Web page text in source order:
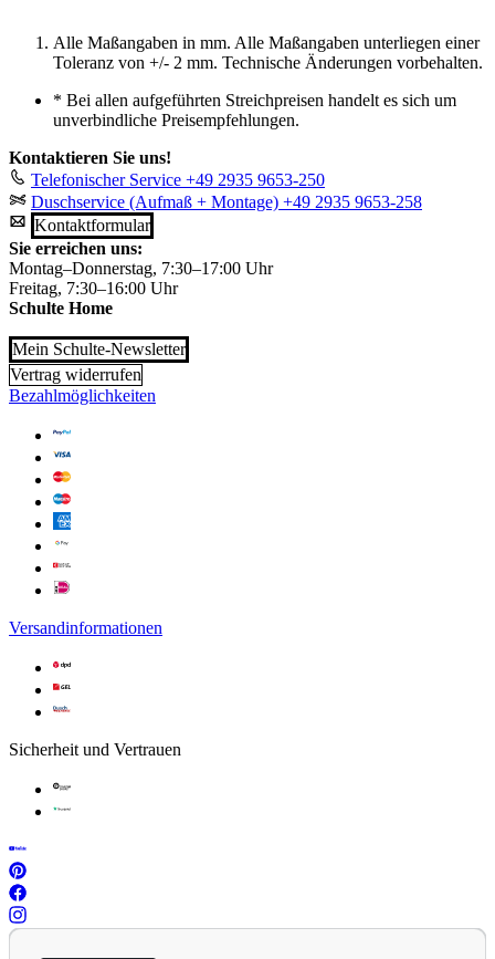
Alle Maßangaben in mm. Alle Maßangaben unterliegen einer
Toleranz von +/- 2 mm. Technische Änderungen vorbehalten.
* Bei allen aufgeführten Streichpreisen handelt es sich um
unverbindliche Preisempfehlungen.
Kontaktieren Sie uns!
Telefonischer Service +49 2935 9653-250
Duschservice (Aufmaß + Montage) +49 2935 9653-258
Kontaktformular
Sie erreichen uns:
Montag–Donnerstag, 7:30–17:00 Uhr
Freitag, 7:30–16:00 Uhr
Schulte Home
Mein Schulte-Newsletter
Vertrag widerrufen
Bezahlmöglichkeiten
Versandinformationen
Sicherheit und Vertrauen